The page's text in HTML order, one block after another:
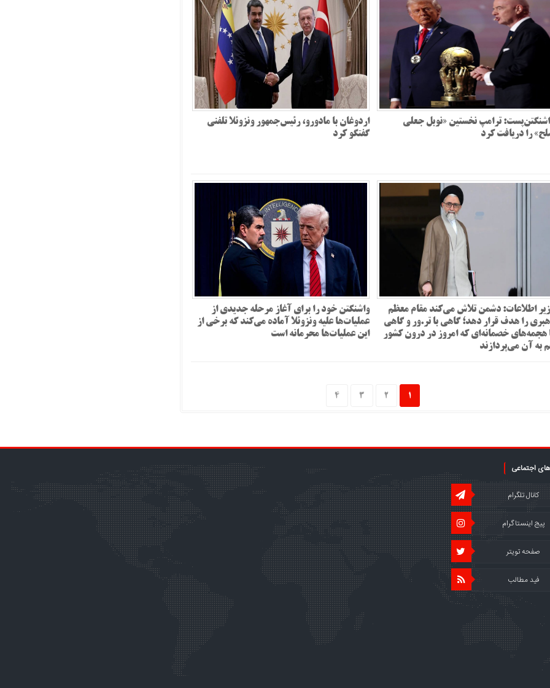
ترامپ نخستین «نوبل جعلی
را دریافت کرد
اردوغان با مادورو، رئیس‌جمهور ونزوئلا تلفنی
گفتگو کرد
اطلاعات: دشمن تلاش می‌کند مقام معظم
را هدف قرار دهد؛ گاهی با تر.ور و گاهی
هجمه‌های خصمانه‌ای که امروز در درون کشور
به آن می‌پردازند
واشنگتن خود را برای آغاز مرحله جدیدی از
عملیات‌ها علیه ونزوئلا آماده می‌کند که برخی از
این عملیات‌ها محرمانه است
1
2
3
4
اجتماعی
کانال تلگرام
پیج اینستاگرام
صفحه تویتر
فید مطالب